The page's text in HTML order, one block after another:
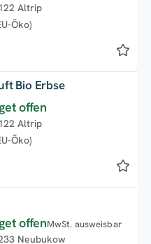
Öko)
Altrip
Bio Erbse
offen
Öko)
Altrip
offenMwSt. ausweisbar
Neubukow